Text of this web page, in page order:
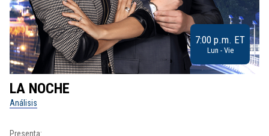
7:00 p.m. ET
Lun - Vie
LA NOCHE
Análisis
Presenta: